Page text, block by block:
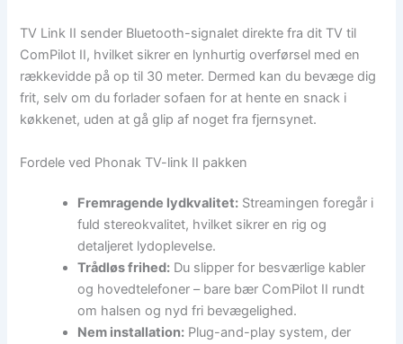
TV Link II sender Bluetooth-signalet direkte fra dit TV til
ComPilot II, hvilket sikrer en lynhurtig overførsel med en
rækkevidde på op til 30 meter. Dermed kan du bevæge dig
frit, selv om du forlader sofaen for at hente en snack i
køkkenet, uden at gå glip af noget fra fjernsynet.
Fordele ved Phonak TV-link II pakken
Fremragende lydkvalitet: Streamingen foregår i
fuld stereokvalitet, hvilket sikrer en rig og
detaljeret lydoplevelse.
Trådløs frihed: Du slipper for besværlige kabler
og hovedtelefoner – bare bær ComPilot II rundt
om halsen og nyd fri bevægelighed.
Nem installation: Plug-and-play system, der